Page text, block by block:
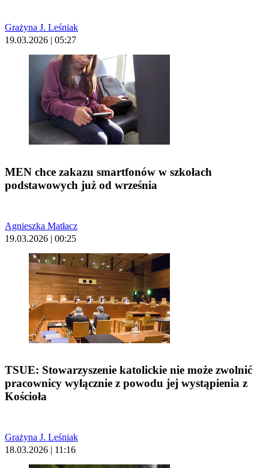
Grażyna J. Leśniak
19.03.2026 | 05:27
MEN chce zakazu smartfonów w szkołach
podstawowych już od września
Agnieszka Matłacz
19.03.2026 | 00:25
TSUE: Stowarzyszenie katolickie nie może zwolnić
pracownicy wyłącznie z powodu jej wystąpienia z
Kościoła
Grażyna J. Leśniak
18.03.2026 | 11:16